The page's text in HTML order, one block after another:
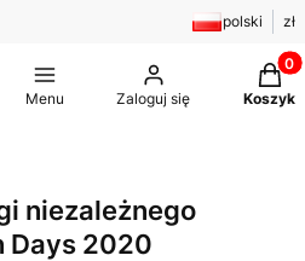
polski zł
Menu Zaloguj się Koszyk
niezależnego
Days 2020